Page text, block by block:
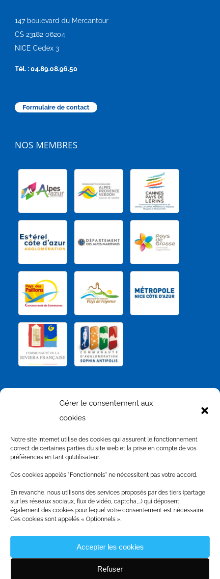
Gérer le consentement aux
cookies
Notre site Internet utilise des cookies qui assurent le fonctionnement
correct de certaines parties du site web et la prise en compte de vos
préférences en tant qu’utilisateur.
Ces cookies appelés "Fonctionnels" ne nécessitent pas votre accord.
En revanche, nous utilisons des services proposés par des tiers (partage
sur les réseaux sociaux, flux de vidéo, captcha,...) qui déposent
également des cookies pour lequel votre consentement est nécessaire.
Ces cookies sont appelés « Optionnels ».
Accepter les cookies
Refuser
147 boulevard du Mercantour
CS 23182 06204
NICE Cedex 3
Tél. : 04.89.08.96.50
Formulaire de contact
NOS MEMBRES
NOS PARTENAIRES
Produit par le